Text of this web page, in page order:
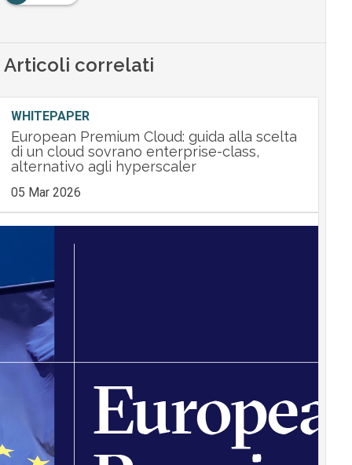
Articoli correlati
WHITEPAPER
European Premium Cloud: guida alla scelta
di un cloud sovrano enterprise-class,
alternativo agli hyperscaler
05 Mar 2026